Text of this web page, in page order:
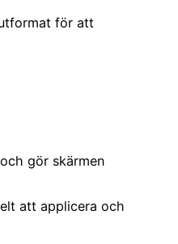
för att
gör skärmen
att applicera och